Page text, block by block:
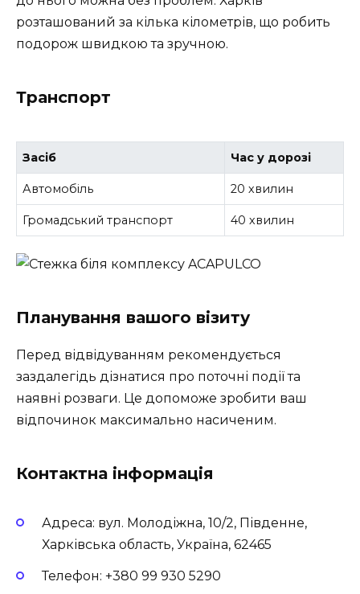
розташований за кілька кілометрів, що робить
подорож швидкою та зручною.
Транспорт
Засіб Час у дорозі
Автомобіль 20 хвилин
Громадський транспорт 40 хвилин
Планування вашого візиту
Перед відвідуванням рекомендується
заздалегідь дізнатися про поточні події та
наявні розваги. Це допоможе зробити ваш
відпочинок максимально насиченим.
Контактна інформація
Адреса: вул. Молодіжна, 10/2, Південне,
Харківська область, Україна, 62465
Телефон: +380 99 930 5290